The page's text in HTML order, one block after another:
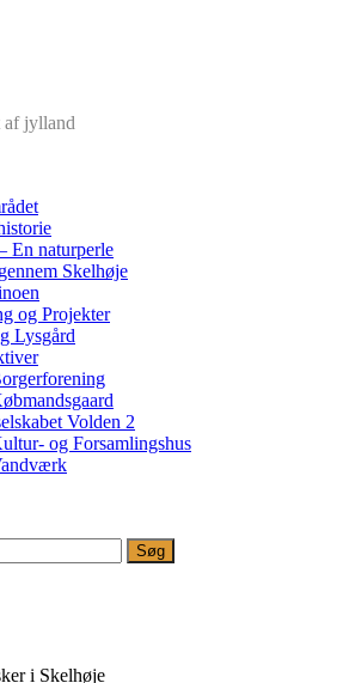
af jylland
En naturperle
Skelhøje
og Projekter
Lysgård
Volden 2
og Forsamlingshus
i Skelhøje